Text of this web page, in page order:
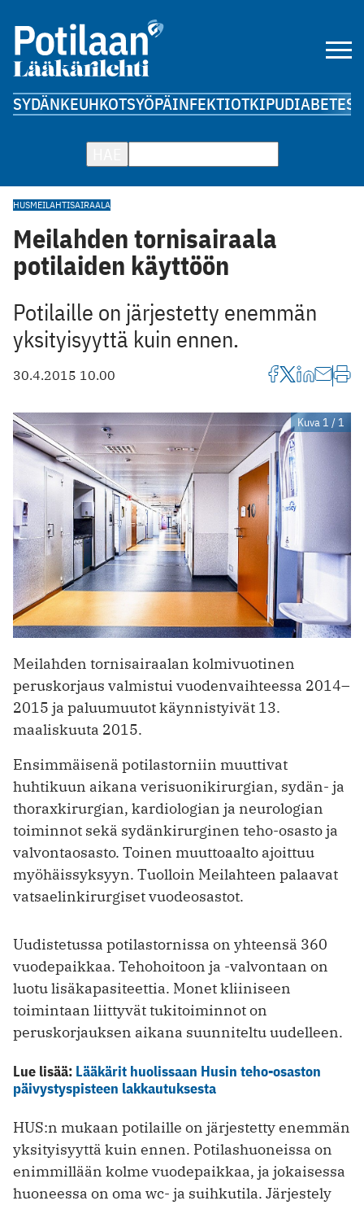
SYDÄNKEUHKOTSYÖPÄINFEKTIOTKIPUDIABETES
HUSMEILAHTISAIRAALA
Meilahden tornisairaala
potilaiden käyttöön
Potilaille on järjestetty enemmän
yksityisyyttä kuin ennen.
30.4.2015 10.00
Kuva 1 / 1
Meilahden tornisairaalan kolmivuotinen
peruskorjaus valmistui vuodenvaihteessa 2014–
2015 ja paluumuutot käynnistyivät 13.
maaliskuuta 2015.
Ensimmäisenä potilastorniin muuttivat
huhtikuun aikana verisuonikirurgian, sydän- ja
thoraxkirurgian, kardiologian ja neurologian
toiminnot sekä sydänkirurginen teho-osasto ja
valvontaosasto. Toinen muuttoaalto ajoittuu
myöhäissyksyyn. Tuolloin Meilahteen palaavat
vatsaelinkirurgiset vuodeosastot.
Uudistetussa potilastornissa on yhteensä 360
vuodepaikkaa. Tehohoitoon ja -valvontaan on
luotu lisäkapasiteettia. Monet kliiniseen
toimintaan liittyvät tukitoiminnot on
peruskorjauksen aikana suunniteltu uudelleen.
Lue lisää: Lääkärit huolissaan Husin teho-osaston
päivystyspisteen lakkautuksesta
HUS:n mukaan potilaille on järjestetty enemmän
yksityisyyttä kuin ennen. Potilashuoneissa on
enimmillään kolme vuodepaikkaa, ja jokaisessa
huoneessa on oma wc- ja suihkutila. Järjestely